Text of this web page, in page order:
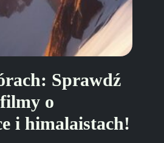
Sprawdź
o
i himalaistach!